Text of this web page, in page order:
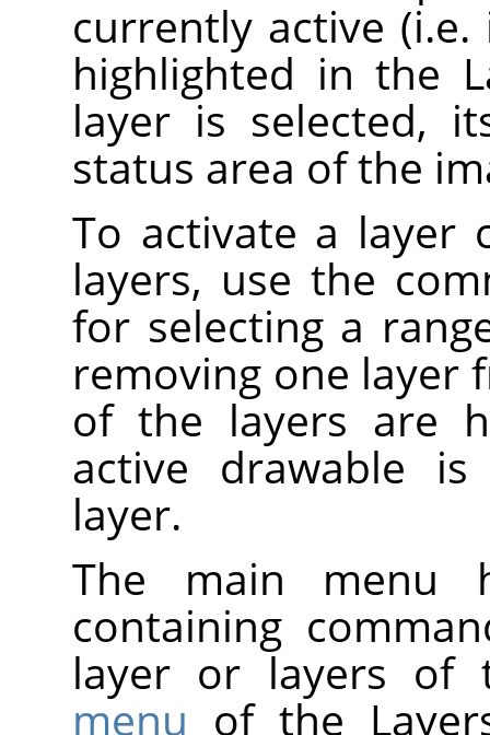
currently active
highlighted in the
layer is selected,
status area of the
To activate a layer
layers, use the
for selecting a
removing one layer
of the layers are
active drawable
layer.
The main
containing
layer or layers of
menu of the